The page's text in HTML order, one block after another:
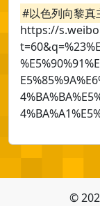
#以色列向黎真
https://
©